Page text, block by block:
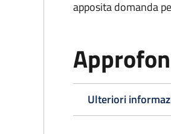
apposita domanda
Ulteriori